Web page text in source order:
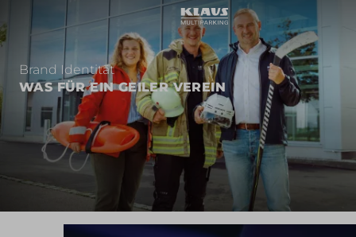
Brand Identität
WAS FÜR EIN GEILER VEREIN